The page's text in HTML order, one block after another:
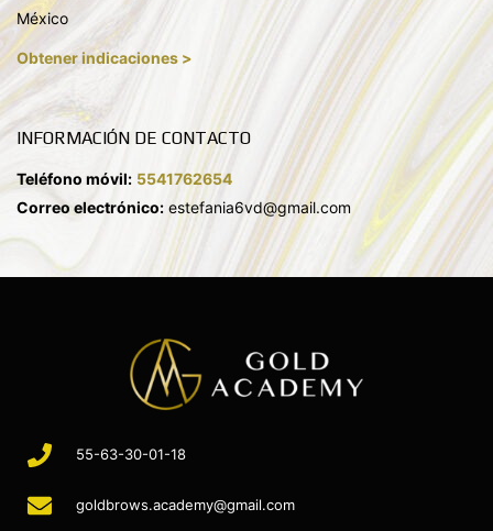
México
Obtener indicaciones >
INFORMACIÓN DE CONTACTO
Teléfono móvil: 5541762654
Correo electrónico: estefania6vd@gmail.com
55-63-30-01-18
goldbrows.academy@gmail.com